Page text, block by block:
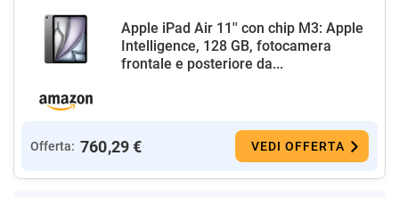
Apple iPad Air 11'' con chip M3: Apple
Intelligence, 128 GB, fotocamera
frontale e posteriore da...
Offerta: 760,29 € VEDI OFFERTA